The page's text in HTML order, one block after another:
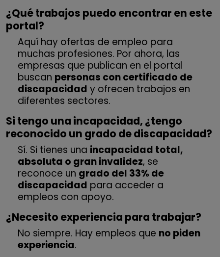
¿Qué trabajos puedo encontrar en este
portal?
Aquí hay ofertas de empleo para
muchas profesiones. Por ahora, las
empresas que publican en el portal
buscan personas con certificado de
discapacidad y ofrecen trabajos en
diferentes sectores.
Si tengo una incapacidad, ¿tengo
reconocido un grado de discapacidad?
Sí. Si tienes una incapacidad total,
absoluta o gran invalidez, se
reconoce un grado del 33% de
discapacidad para acceder a
empleos con apoyo.
¿Necesito experiencia para trabajar?
No siempre. Hay empleos que no piden
experiencia.